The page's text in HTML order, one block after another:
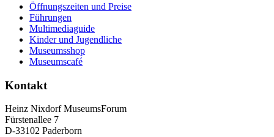
Öffnungszeiten und Preise
Führungen
Multimediaguide
Kinder und Jugendliche
Museumsshop
Museumscafé
Kontakt
Heinz Nixdorf MuseumsForum
Fürstenallee 7
D-33102 Paderborn